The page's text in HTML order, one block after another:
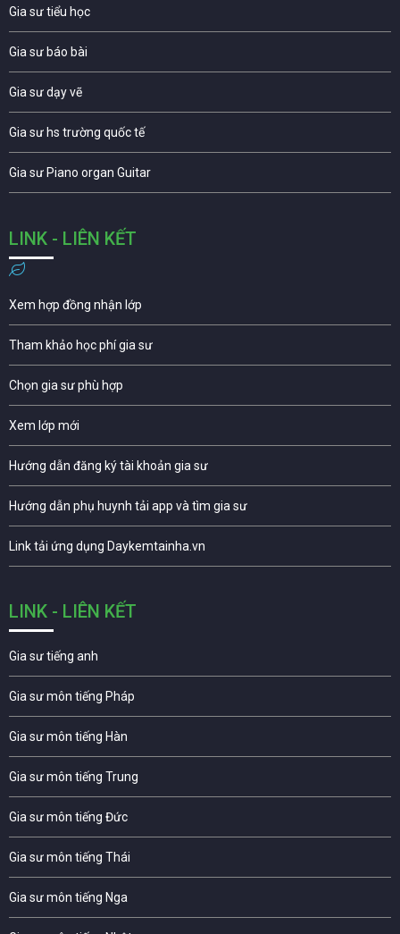
Gia sư tiểu học
Gia sư báo bài
Gia sư dạy vẽ
Gia sư hs trường quốc tế
Gia sư Piano organ Guitar
LINK - LIÊN KẾT
Xem hợp đồng nhận lớp
Tham khảo học phí gia sư
Chọn gia sư phù hợp
Xem lớp mới
Hướng dẫn đăng ký tài khoản gia sư
Hướng dẫn phụ huynh tải app và tìm gia sư
Link tải ứng dụng Daykemtainha.vn
LINK - LIÊN KẾT
Gia sư tiếng anh
Gia sư môn tiếng Pháp
Gia sư môn tiếng Hàn
Gia sư môn tiếng Trung
Gia sư môn tiếng Đức
Gia sư môn tiếng Thái
Gia sư môn tiếng Nga